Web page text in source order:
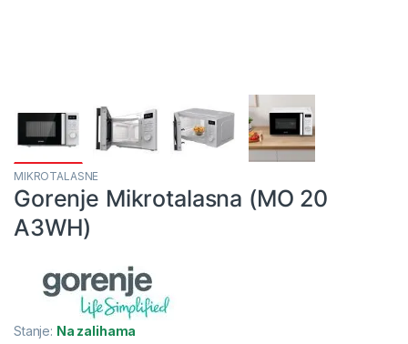
MIKROTALASNE
Gorenje Mikrotalasna (MO 20
A3WH)
Stanje: Na zalihama